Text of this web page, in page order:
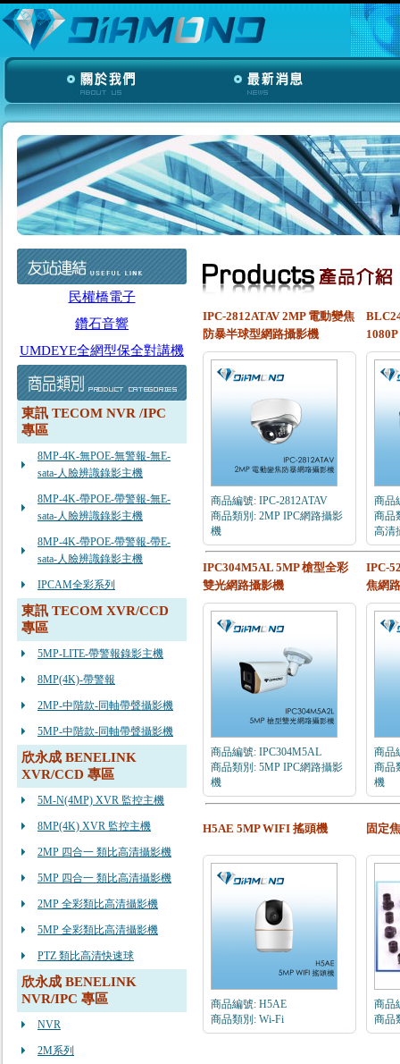
民權橋電子
鑽石音響
UMDEYE全網型保全對講機
東訊 TECOM NVR /IPC
專區
8MP-4K-無POE-無警報-無E-
sata-人臉辨識錄影主機
8MP-4K-帶POE-帶警報-無E-
sata-人臉辨識錄影主機
8MP-4K-帶POE-帶警報-帶E-
sata-人臉辨識錄影主機
IPCAM全彩系列
東訊 TECOM XVR/CCD
專區
5MP-LITE-帶警報錄影主機
8MP(4K)-帶警報
2MP-中階款-同軸帶聲攝影機
5MP-中階款-同軸帶聲攝影機
欣永成 BENELINK
XVR/CCD 專區
5M-N(4MP) XVR 監控主機
8MP(4K) XVR 監控主機
2MP 四合一 類比高清攝影機
5MP 四合一 類比高清攝影機
2MP 全彩類比高清攝影機
5MP 全彩類比高清攝影機
PTZ 類比高清快速球
欣永成 BENELINK
NVR/IPC 專區
NVR
2M系列
IPC-2812ATAV 2MP 電動變焦
防暴半球型網路攝影機
商品編號: IPC-2812ATAV
商品類別: 2MP IPC網路攝影
機
商品
商品
高清
IPC304M5AL 5MP 槍型全彩
雙光網路攝影機
商品編號: IPC304M5AL
商品類別: 5MP IPC網路攝影
機
IPC-
焦網
商品
商品
機
H5AE 5MP WIFI 搖頭機
商品編號: H5AE
商品類別: Wi-Fi
固定
商品
商品